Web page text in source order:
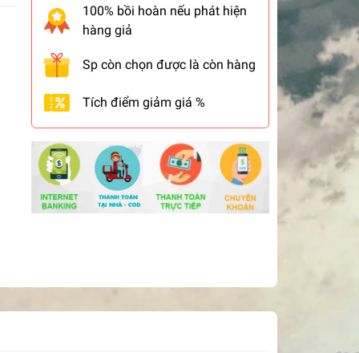
100% bồi hoàn nếu phát hiện
hàng giả
Sp còn chọn được là còn hàng
Tích điểm giảm giá %